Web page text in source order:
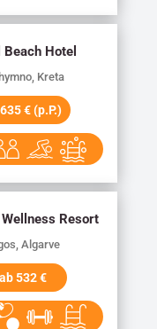
Beach Hotel
Kreta
€ (p.P.)
Resort
Algarve
ab 532 €